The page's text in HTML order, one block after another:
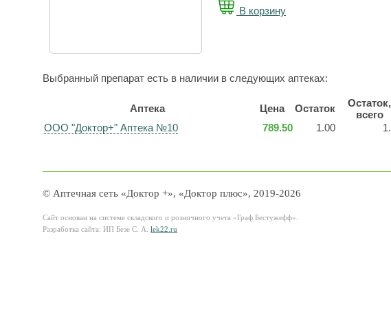
В корзину
Выбранный препарат есть в наличии в следующих аптеках:
Аптека Цена Остаток
Остаток,
всего
ООО "Доктор+" Аптека №10
789.50 1.00
© Аптечная сеть «Доктор +», «Доктор плюс», 2019-2026
Сайт основан на системе складского и розничного учета «Граф Бестужефф».
Разработка сайта: ИП Безе С. А. lek22.ru